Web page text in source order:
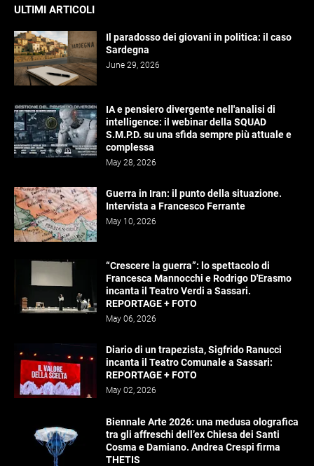
ULTIMI ARTICOLI
Il paradosso dei giovani in politica: il caso
Sardegna
June 29, 2026
IA e pensiero divergente nell'analisi di
intelligence: il webinar della SQUAD
S.M.P.D. su una sfida sempre più attuale e
complessa
May 28, 2026
Guerra in Iran: il punto della situazione.
Intervista a Francesco Ferrante
May 10, 2026
“Crescere la guerra”: lo spettacolo di
Francesca Mannocchi e Rodrigo D'Erasmo
incanta il Teatro Verdi a Sassari.
REPORTAGE + FOTO
May 06, 2026
Diario di un trapezista, Sigfrido Ranucci
incanta il Teatro Comunale a Sassari:
REPORTAGE + FOTO
May 02, 2026
Biennale Arte 2026: una medusa olografica
tra gli affreschi dell’ex Chiesa dei Santi
Cosma e Damiano. Andrea Crespi firma
THETIS